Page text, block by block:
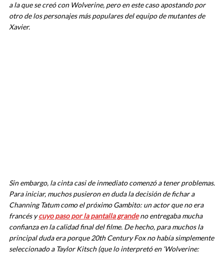
a la que se creó con Wolverine, pero en este caso apostando por
otro de los personajes más populares del equipo de mutantes de
Xavier.
Sin embargo, la cinta casi de inmediato comenzó a tener problemas.
Para iniciar, muchos pusieron en duda la decisión de fichar a
Channing Tatum como el próximo Gambito: un actor que no era
francés ycuyo paso por la pantalla grandeno entregaba mucha
confianza en la calidad final del filme. De hecho, para muchos la
principal duda era porque 20th Century Fox no había simplemente
seleccionado a Taylor Kitsch (que lo interpretó en ‘Wolverine: